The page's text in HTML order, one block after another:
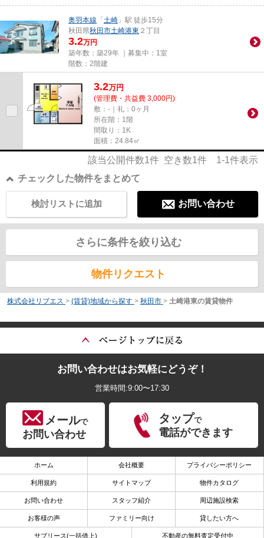
奥羽本線 「 土崎 」駅 徒歩15分
秋田県秋田市土崎港東 ２丁目
3.2万円
築年数：築29年 ｜募集中： 1室
階数：2階建
3.2万円
(管理費・共益費 3,000円)
敷：-｜礼：0ヶ月
所在階：1階
間取り：1K
面積：24.84㎡
該当公開件数1件 空き数1件 1-1件表示
チェックした物件をまとめて
お問い合わせ
検討リストに追加
さらに条件を絞り込む
物件リクエスト
株式会社リブエス > (賃貸)地域から探す > 秋田市 > 土崎港東の賃貸物件
お問い合わせはお気軽にどうぞ！
営業時間:9:00〜17:30
メールで
お問い合わせ
タップで
電話ができます
ホーム 会社概要 プライバシーポリシー
利用規約 サイトマップ 物件カタログ
お問い合わせ スタッフ紹介 周辺施設検索
お客様の声 ファミリー向け 貸したい方へ
サブリース(一括借上) 不動産の無料査定受付中